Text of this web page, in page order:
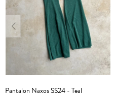
Pantalon Naxos SS24 - Teal